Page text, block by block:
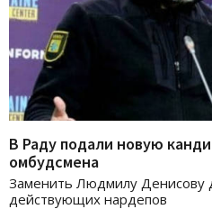
В Раду подали новую
омбудсмена
Заменить Людмилу Денисову
действующих нардепов